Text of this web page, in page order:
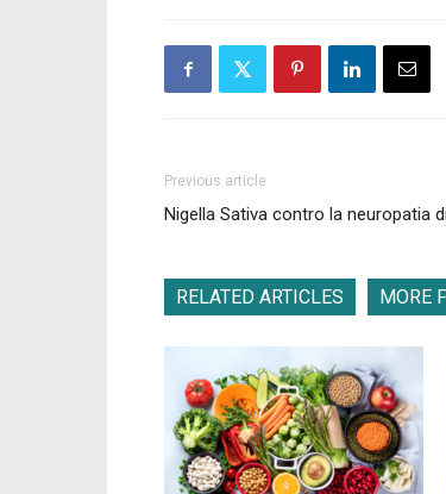
Previous article
Nigella Sativa contro la neuropatia
RELATED ARTICLES MORE